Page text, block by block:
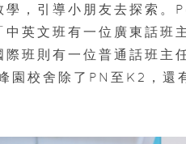
學，引導小朋友去探索。
中英文班有一位廣東話班
際班則有一位普通話班主
園校舍除了PN至K2，還